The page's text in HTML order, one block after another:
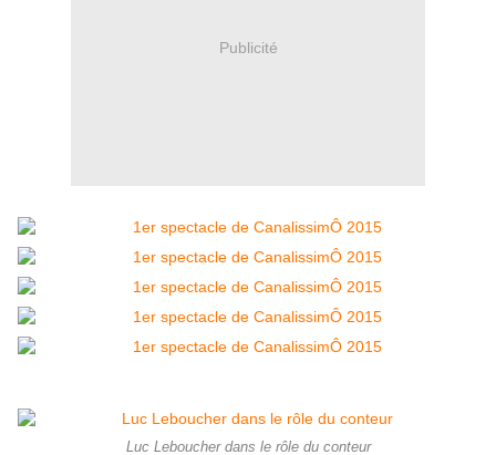
Publicité
Luc Leboucher dans le rôle du conteur